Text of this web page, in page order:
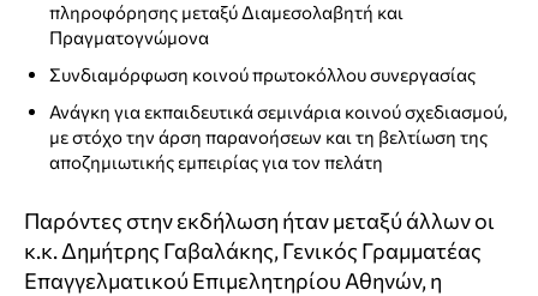
πληροφόρησης μεταξύ Διαμεσολαβητή και
Πραγματογνώμονα
Συνδιαμόρφωση κοινού πρωτοκόλλου συνεργασίας
Ανάγκη για εκπαιδευτικά σεμινάρια κοινού σχεδιασμού,
με στόχο την άρση παρανοήσεων και τη βελτίωση της
αποζημιωτικής εμπειρίας για τον πελάτη
Παρόντες στην εκδήλωση ήταν μεταξύ άλλων οι
κ.κ. Δημήτρης Γαβαλάκης, Γενικός Γραμματέας
Επαγγελματικού Επιμελητηρίου Αθηνών, η